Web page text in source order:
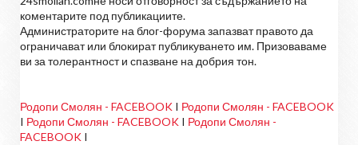
коментарите под публикациите.
Администраторите на блог-форума запазват правото да
ограничават или блокират публикуването им. Призоваваме
ви за толерантност и спазване на добрия тон.
Родопи Смолян - FACEBOOK I Родопи Смолян - FACEBOOK
I Родопи Смолян - FACEBOOK I Родопи Смолян -
FACEBOOK I